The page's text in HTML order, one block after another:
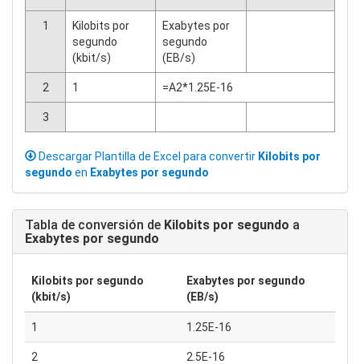
1
Kilobits por
segundo
(kbit/s)
Exabytes por
segundo
(EB/s)
2 1 =A2*1.25E-16
3
Descargar Plantilla de Excel para convertir Kilobits por
segundo en Exabytes por segundo
Tabla de conversión de Kilobits por segundo a
Exabytes por segundo
Kilobits por segundo
(kbit/s)
Exabytes por segundo
(EB/s)
1 1.25E-16
2 2.5E-16